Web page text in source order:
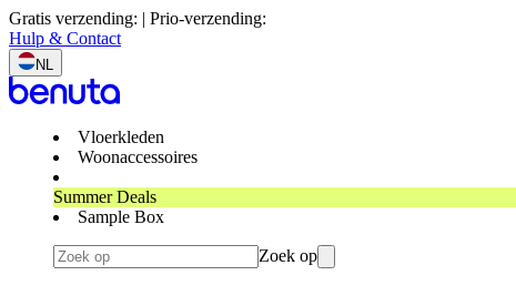
Gratis verzending: | Prio-verzending:
Hulp & Contact
NL
Vloerkleden
Woonaccessoires
Summer Deals
Sample Box
Zoek op